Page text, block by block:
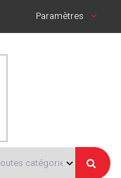
Paramètres